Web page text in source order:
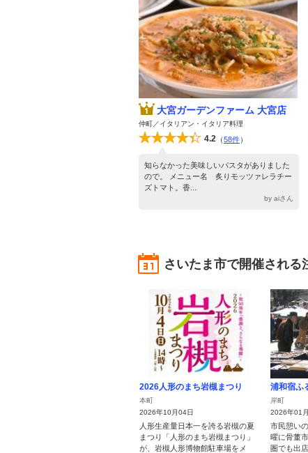
大宮ガーデンファーム 大宮店
仲町／イタリアン・イタリア料理
4.2 （58件）
知らなかった美味しいパスタがありました
ので。 メニュー名 炙りモッツァレラチー
ズトマト。香...
by aiさん
さいたま市で開催される
2026人形のまち岩槻まつり
本町
2026年10月04日
人形生産量日本一を誇る岩槻の夏
まつり「人形のまち岩槻まつり」
が、岩槻人形博物館駐車場をメ
浦和宿ふ
岸町
2026年01
市民憩い
曜に骨董
圏でも出